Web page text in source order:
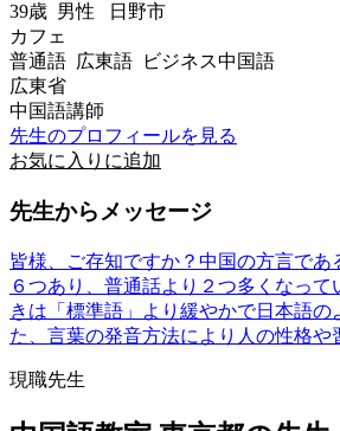
39歳 男性 日野市
カフェ
普通語 広東語 ビジネス中国語
広東省
中国語講師
先生のプロフィールを見る
お気に入りに追加
先生からメッセージ
皆様、ご存知ですか？中国の方言であ
６つあり、普通話より２つ多くなって
きは「標準語」より緩やかで日本語の
た、言葉の発音方法により人の性格や
現職先生